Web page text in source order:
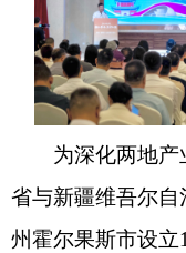
为深化两地产
省与新疆维吾尔
州霍尔果斯市设立